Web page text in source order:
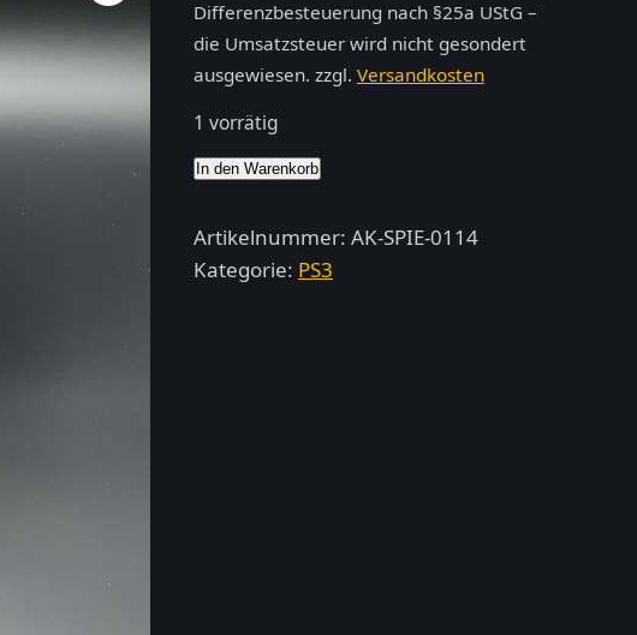
Differenzbesteuerung nach §25a UStG –
die Umsatzsteuer wird nicht gesondert
ausgewiesen. zzgl. Versandkosten
1 vorrätig
EA
Active
2
In den Warenkorb
Artikelnummer: AK-SPIE-0114
Kategorie: PS3